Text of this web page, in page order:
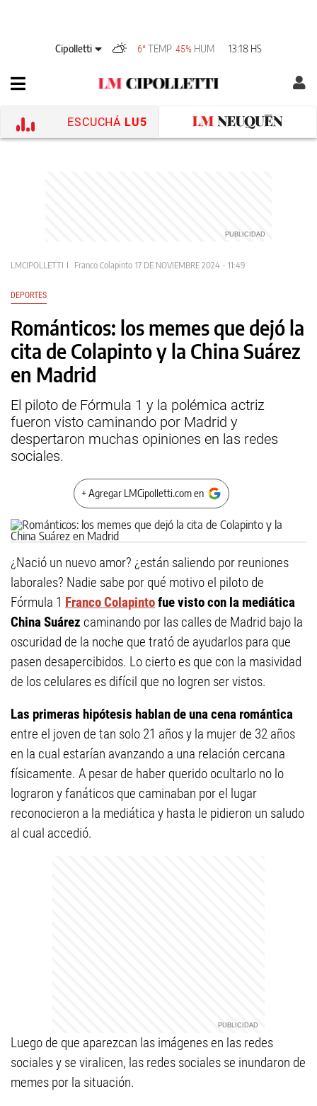
Cipolletti 6°TEMP 45% HUM 13:18 HS
ESCUCHÁ LU5
LMCIPOLLETTI Franco Colapinto 17 DE NOVIEMBRE 2024 - 11:49
DEPORTES
Románticos: los memes que dejó la
cita de Colapinto y la China Suárez
en Madrid
El piloto de Fórmula 1 y la polémica actriz
fueron visto caminando por Madrid y
despertaron muchas opiniones en las redes
sociales.
+ Agregar LMCipolletti.com en
¿Nació un nuevo amor? ¿están saliendo por reuniones
laborales? Nadie sabe por qué motivo el piloto de
Fórmula 1 Franco Colapintofue visto con la mediática
China Suárez caminando por las calles de Madrid bajo la
oscuridad de la noche que trató de ayudarlos para que
pasen desapercibidos. Lo cierto es que con la masividad
de los celulares es difícil que no logren ser vistos.
Las primeras hipótesis hablan de una cena romántica
entre el joven de tan solo 21 años y la mujer de 32 años
en la cual estarían avanzando a una relación cercana
físicamente. A pesar de haber querido ocultarlo no lo
lograron y fanáticos que caminaban por el lugar
reconocieron a la mediática y hasta le pidieron un saludo
al cual accedió.
Luego de que aparezcan las imágenes en las redes
sociales y se viralicen, las redes sociales se inundaron de
memes por la situación.